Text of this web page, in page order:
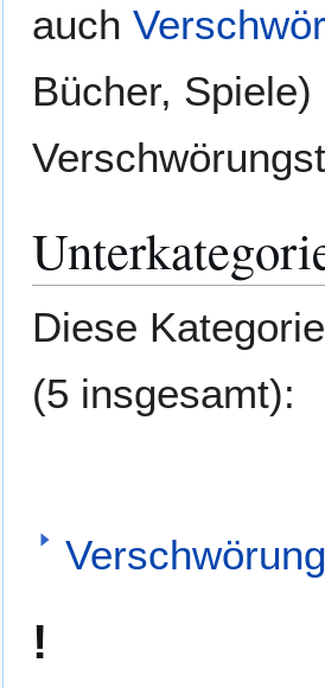
auch
Bücher,
Diese
(5 insgesamt):
!